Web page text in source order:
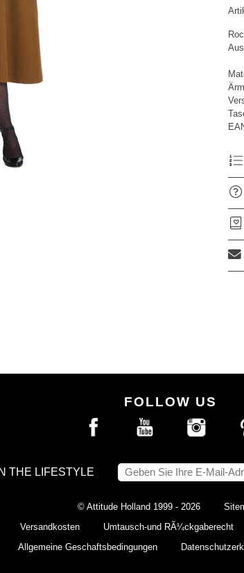
FOLLOW US
THE LIFESTYLE
© Attitude Holland 1999 - 2026
Versandkosten Umtausch-und RÃ¼ckgaberecht
Allgemeine Geschaftsbedingungen